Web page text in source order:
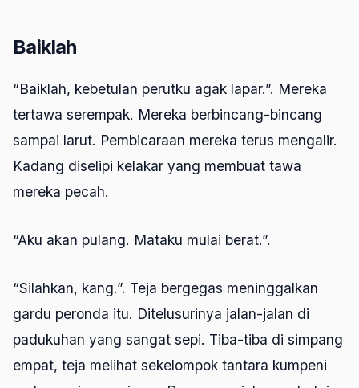
Baiklah
“Baiklah, kebetulan perutku agak lapar.”. Mereka
tertawa serempak. Mereka berbincang-bincang
sampai larut. Pembicaraan mereka terus mengalir.
Kadang diselipi kelakar yang membuat tawa
mereka pecah.
“Aku akan pulang. Mataku mulai berat.”.
“Silahkan, kang.”. Teja bergegas meninggalkan
gardu peronda itu. Ditelusurinya jalan-jalan di
padukuhan yang sangat sepi. Tiba-tiba di simpang
empat, teja melihat sekelompok tantara kumpeni